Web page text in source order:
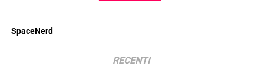
SpaceNerd
RECENTI